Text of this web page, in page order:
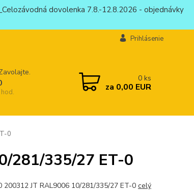
dovolenka 7.8.-12.8.2026 - objednávky
Prihlásenie
0 ks
za 0,00 EUR
0
281/335/27 ET-0
200312 JT RAL9006 10/281/335/27 ET-0 celý